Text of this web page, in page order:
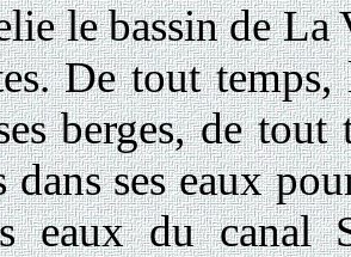
le bassin de
De tout
berges, de tout
dans ses eaux
eaux du canal